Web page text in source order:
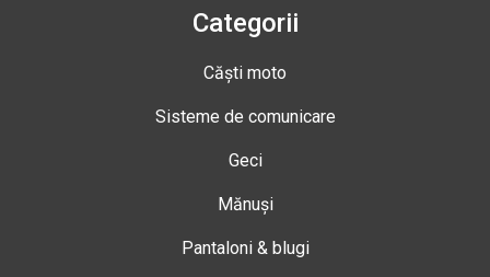
Categorii
Căști moto
Sisteme de comunicare
Geci
Mănuși
Pantaloni & blugi